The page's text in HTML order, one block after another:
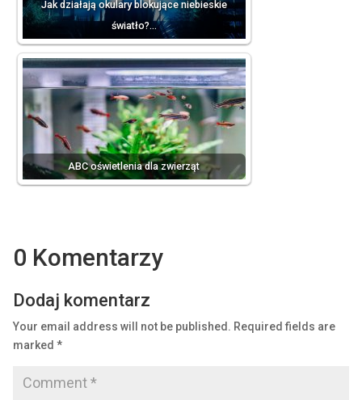
Jak działają okulary blokujące niebieskie
światło?…
ABC oświetlenia dla zwierząt
0 Komentarzy
Dodaj komentarz
Your email address will not be published. Required fields are
marked *